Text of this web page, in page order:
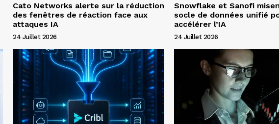
Cato Networks alerte sur la réduction
des fenêtres de réaction face aux
attaques IA
24 Juillet 2026
Snowflake et Sanofi
socle de données unifié
accélérer l’IA
24 Juillet 2026